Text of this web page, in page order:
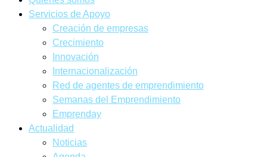
Quiénes somos
Servicios de Apoyo
Creación de empresas
Crecimiento
Innovación
Internacionalización
Red de agentes de emprendimiento
Semanas del Emprendimiento
Emprenday
Actualidad
Noticias